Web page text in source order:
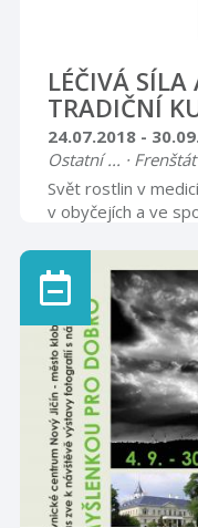
LÉČIVÁ
TRADIČNÍ
24.07.2018 -
Ostatní ... ·
Svět rostlin v
v obyčejích a ve